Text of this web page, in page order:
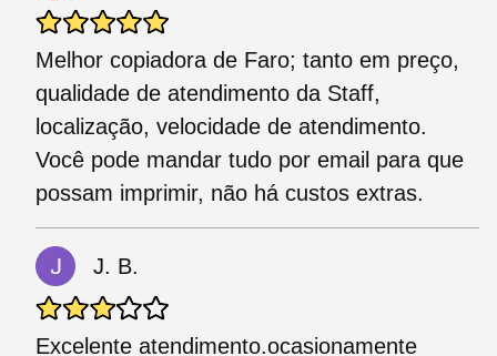
Melhor copiadora de Faro; tanto em preço,
qualidade de atendimento da Staff,
localização, velocidade de atendimento.
Você pode mandar tudo por email para que
possam imprimir, não há custos extras.
J. B.
Excelente atendimento.ocasionamente